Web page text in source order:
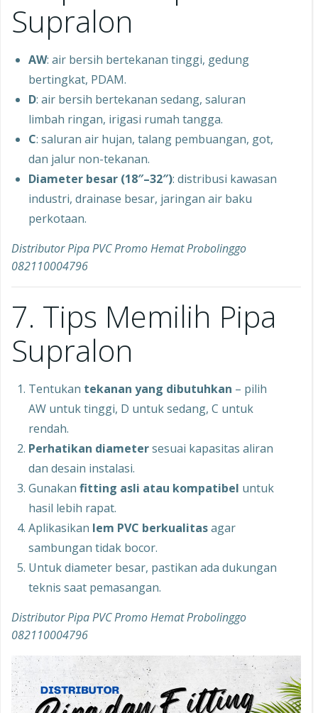
Supralon
AW: air bersih bertekanan tinggi, gedung
bertingkat, PDAM.
D: air bersih bertekanan sedang, saluran
limbah ringan, irigasi rumah tangga.
C: saluran air hujan, talang pembuangan, got,
dan jalur non-tekanan.
Diameter besar (18″–32″): distribusi kawasan
industri, drainase besar, jaringan air baku
perkotaan.
Distributor Pipa PVC Promo Hemat Probolinggo
082110004796
7. Tips Memilih Pipa
Supralon
Tentukan tekanan yang dibutuhkan – pilih
AW untuk tinggi, D untuk sedang, C untuk
rendah.
Perhatikan diametersesuai kapasitas aliran
dan desain instalasi.
Gunakan fitting asli atau kompatibel untuk
hasil lebih rapat.
Aplikasikan lem PVC berkualitasagar
sambungan tidak bocor.
Untuk diameter besar, pastikan ada dukungan
teknis saat pemasangan.
Distributor Pipa PVC Promo Hemat Probolinggo
082110004796